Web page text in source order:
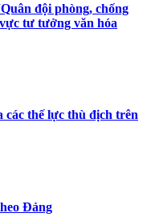
đội phòng, chống
tư tưởng văn hóa
các thế lực thù địch trên
Đảng